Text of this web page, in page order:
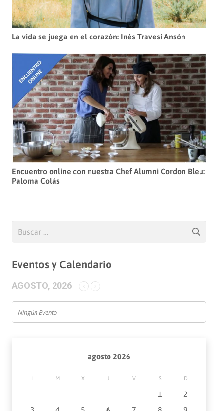
La vida se juega en el corazón: Inés Travesí Ansón
Encuentro online con nuestra Chef Alumni Cordon Bleu:
Paloma Colás
Eventos y Calendario
AGOSTO, 2026
Ningún Evento
agosto 2026
L M X J V S D
1
2